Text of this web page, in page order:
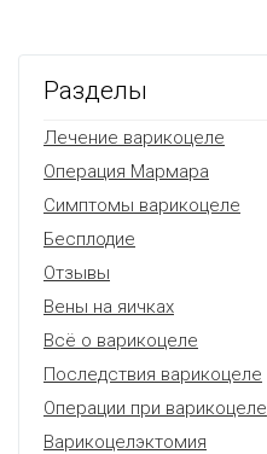
Разделы
Лечение варикоцеле
Операция Мармара
Симптомы варикоцеле
Бесплодие
Отзывы
Вены на яичках
Всё о варикоцеле
Последствия варикоцеле
Операции при варикоцеле
Варикоцелэктомия